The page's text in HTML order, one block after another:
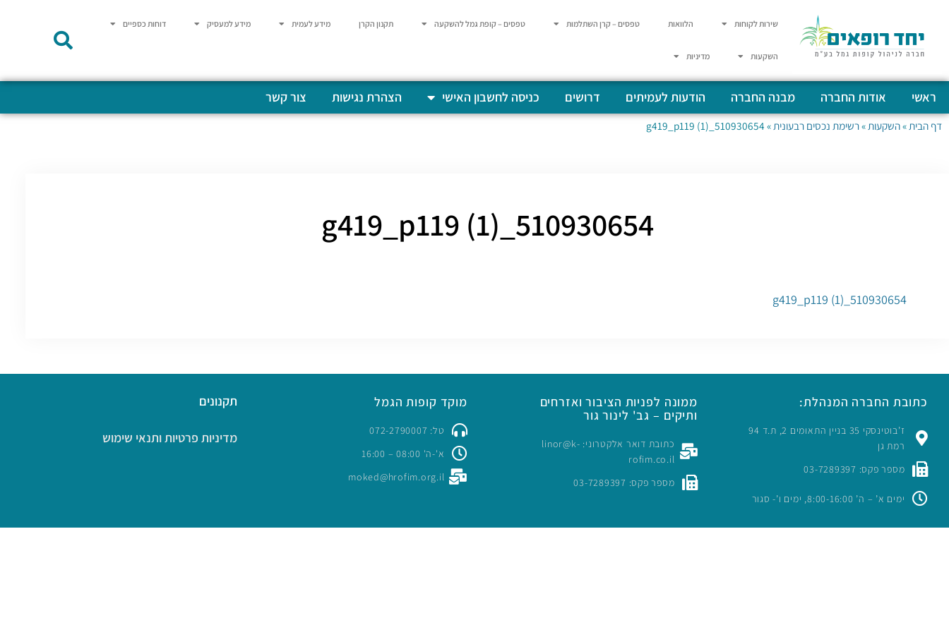
שירות לקוחות הלוואות טפסים – קרן השתלמות טפסים – קופת גמל להשקעה תקנון הקרן מידע לעמית מידע למעסיק דוחות כספיים
השקעות מדיניות
ראשי אודות החברה מבנה החברה הודעות לעמיתים דרושים כניסה לחשבון האישי הצהרת נגישות צור קשר
דף הבית »השקעות »רשימת נכסים רבעונית »
510930654_g419_p119 (1)
510930654_g419_p119 (1)
510930654_g419_p119 (1)
כתובת החברה המנהלת:
ז’בוטינסקי 35 בניין התאומים 2, ת.ד 94
רמת גן
מספר פקס: 03-7289397
ימים א’ – ה’ 8:00-16:00, ימים ו’- סגור
ממונה לפניות הציבור ואזרחים
ותיקים – גב' לינור גור
כתובת דואר אלקטרוני: linor@k-
rofim.co.il
מספר פקס: 03-7289397
מוקד קופות הגמל
טל: 072-2790007
א'-ה' 08:00 – 16:00
moked@hrofim.org.il
תקנונים
מדיניות פרטיות ותנאי שימוש